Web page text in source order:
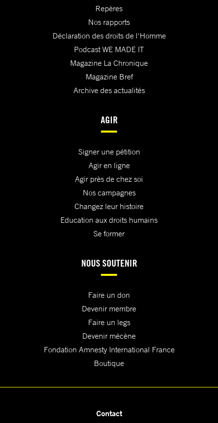
Repères
Nos rapports
Déclaration des droits de l'Homme
Podcast WE MADE IT
Magazine La Chronique
Magazine Bref
Archive des actualités
AGIR
Signer une pétition
Agir en ligne
Agir près de chez soi
Nos campagnes
Changez leur histoire
Education aux droits humains
Se former
NOUS SOUTENIR
Faire un don
Devenir membre
Faire un legs
Devenir mécène
Fondation Amnesty International France
Boutique
Contact